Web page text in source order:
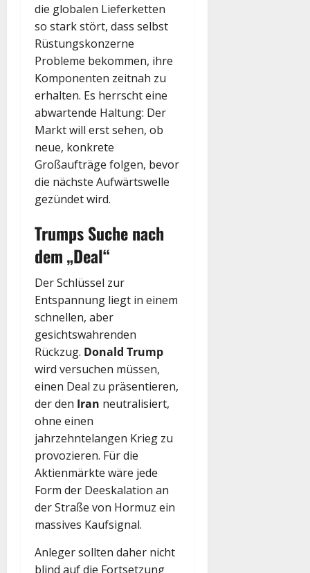
die globalen Lieferketten
so stark stört, dass selbst
Rüstungskonzerne
Probleme bekommen, ihre
Komponenten zeitnah zu
erhalten. Es herrscht eine
abwartende Haltung: Der
Markt will erst sehen, ob
neue, konkrete
Großaufträge folgen, bevor
die nächste Aufwärtswelle
gezündet wird.
Trumps Suche nach
dem „Deal“
Der Schlüssel zur
Entspannung liegt in einem
schnellen, aber
gesichtswahrenden
Rückzug. Donald Trump
wird versuchen müssen,
einen Deal zu präsentieren,
der den Iran neutralisiert,
ohne einen
jahrzehntelangen Krieg zu
provozieren. Für die
Aktienmärkte wäre jede
Form der Deeskalation an
der Straße von Hormuz ein
massives Kaufsignal.
Anleger sollten daher nicht
blind auf die Fortsetzung